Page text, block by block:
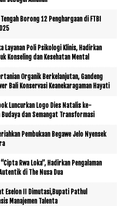
Borong 12 Penghargaan di FTBI
Layanan Poli Psikologi Klinis, Hadirkan
Konseling dan Kesehatan Mental
Organik Berkelanjutan, Gandeng
Bali Konservasi Keanekaragaman Hayati
Luncurkan Logo Dies Natalis ke-
dan Semangat Transformasi
Pembukaan Begawe Jelo Nyensek
“Cipta Rwa Loka”, Hadirkan Pengalaman
di The Nusa Dua
Eselon II Dimutasi,Bupati Pathul
Manajemen Talenta